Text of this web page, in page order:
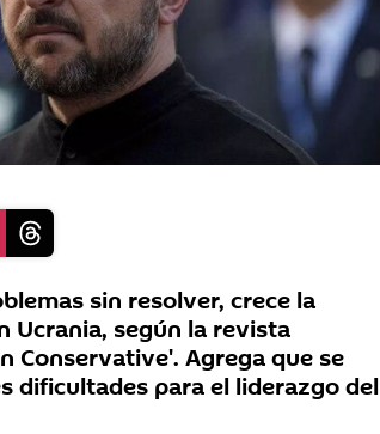
sin resolver, crece la
Ucrania, según la revista
Conservative'. Agrega que se
dificultades para el liderazgo del